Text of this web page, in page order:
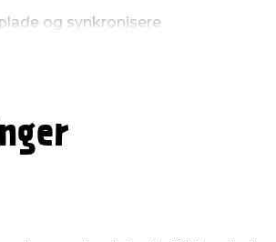
og synkronisere
sølvstik.